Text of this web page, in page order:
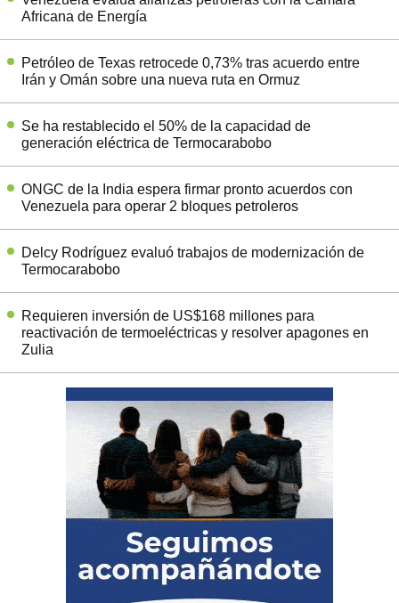
Africana de Energía
Petróleo de Texas retrocede 0,73% tras acuerdo entre
Irán y Omán sobre una nueva ruta en Ormuz
Se ha restablecido el 50% de la capacidad de
generación eléctrica de Termocarabobo
ONGC de la India espera firmar pronto acuerdos con
Venezuela para operar 2 bloques petroleros
Delcy Rodríguez evaluó trabajos de modernización de
Termocarabobo
Requieren inversión de US$168 millones para
reactivación de termoeléctricas y resolver apagones en
Zulia